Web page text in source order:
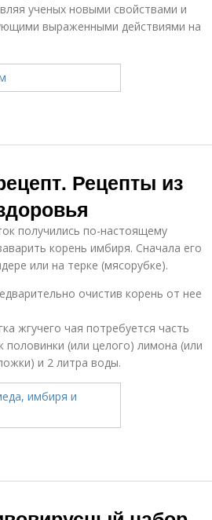
ученых новыми свойствами и
выраженными действиями на
Рецепты из
получились по-настоящему
корень имбиря. Сначала его
или на терке (мясорубке).
очистив корень от нее
жгучего чая потребуется часть
(или целого) лимона (или
и 2 литра воды.